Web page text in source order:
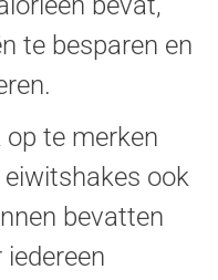
te besparen en
te merken
ook
bevatten